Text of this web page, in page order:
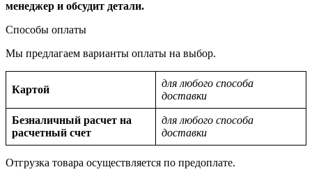
менеджер и обсудит детали.
Способы оплаты
Мы предлагаем варианты оплаты на выбор.
Картой
для любого способа
доставки
Безналичный расчет на
расчетный счет
для любого способа
доставки
Отгрузка товара осуществляется по предоплате.